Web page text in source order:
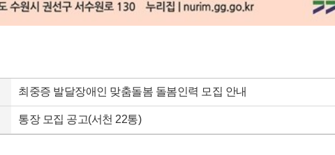
최중증 발달장애인 맞춤돌봄 돌봄인력 모집 안내
통장 모집 공고(서천 22통)